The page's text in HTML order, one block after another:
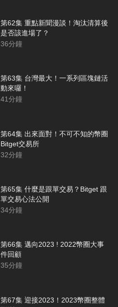
第62集 重點新聞漫談！淘汰清算後
是否該進場了？
36分鐘
第63集 台灣最大！一系列區塊鏈活
動來囉！
41分鐘
第64集 出來面對！不可不知的幣圈
Bitget交易所
32分鐘
第65集 什麼是跟單交易？Bitget 跟
單交易心法公開
34分鐘
第66集 邁向2023 ! 2022幣圈大事
件回顧
35分鐘
第67集 迎接2023！2023幣圈整體